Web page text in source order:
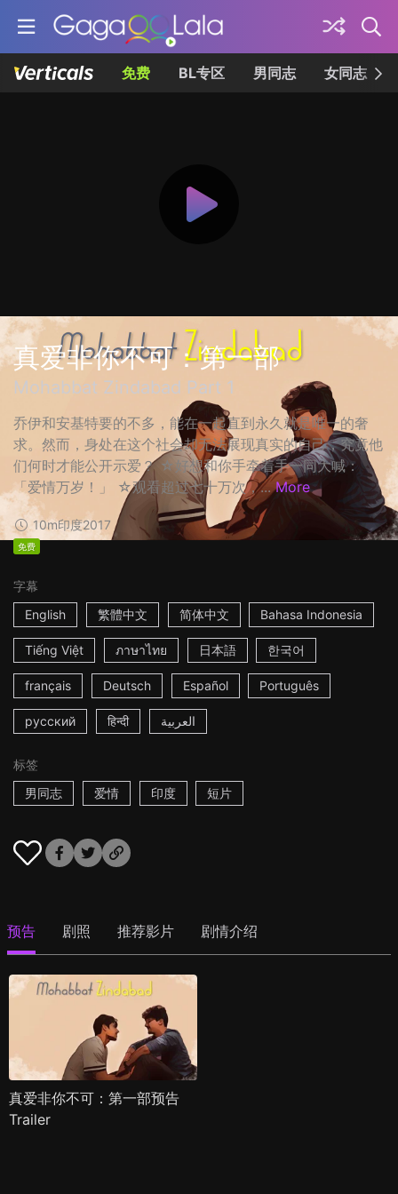
免费 BL专区 男同志 女同志
真爱非你不可：第一部
Mohabbat Zindabad Part 1
乔伊和安基特要的不多，能在一起直到永久就是唯一的奢
求。然而，身处在这个社会却无法展现真实的自己，究竟他
们何时才能公开示爱？ ☆好想和你手牵着手一同大喊：
「爱情万岁！」 ☆观看超过七十万次，... More
10m印度2017
免费
字幕
English
繁體中文 简体中文 Bahasa Indonesia
Tiếng Việt ภาษาไทย 日本語 한국어
français Deutsch Español Português
русский हिन्दी العربية
标签
男同志
爱情 印度 短片
预告 剧照 推荐影片 剧情介绍
真爱非你不可：第一部预告
Trailer